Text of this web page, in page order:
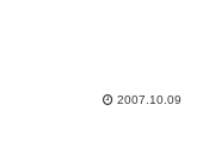
2007.10.09